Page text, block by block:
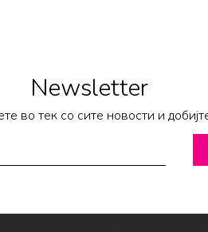
Newsletter
во тек со сите новости и